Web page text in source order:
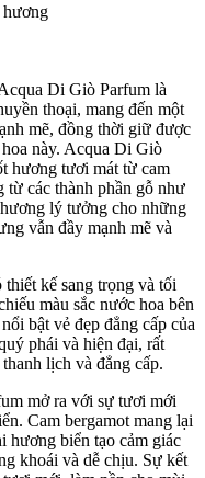
hương
Di Giò Parfum là
thoại, mang đến một
mẽ, đồng thời giữ được
này. Acqua Di Giò
hương tươi mát từ cam
từ các thành phần gỗ như
lý tưởng cho những
vẫn đầy mạnh mẽ và
kế sang trọng và tối
màu sắc nước hoa bên
bật vẻ đẹp đẳng cấp của
phái và hiện đại, rất
lịch và đẳng cấp.
mở ra với sự tươi mới
Cam bergamot mang lại
hương biển tạo cảm giác
khoái và dễ chịu. Sự kết